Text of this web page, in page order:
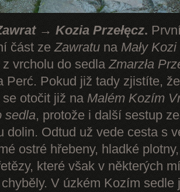
→ Kozia Przełęcz.
část zeZawratu naMały Kozi
z vrcholu do sedlaZmarzła
Perć. Pokud již tady zjistíte,
otočit již na Malém Kozím
sedla, protože i další sestup
dolin. Odtud už vede cesta s
ostré hřebeny, hladké
které však v některých
V úzkém Kozím sedle